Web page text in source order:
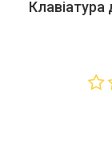
Клавіатура